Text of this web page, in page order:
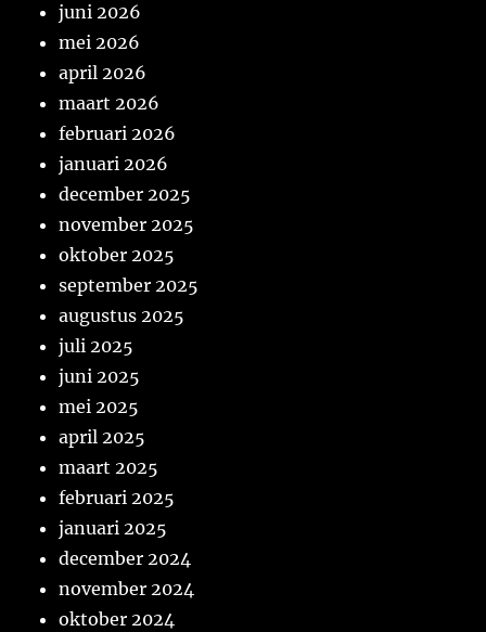
juni 2026
mei 2026
april 2026
maart 2026
februari 2026
januari 2026
december 2025
november 2025
oktober 2025
september 2025
augustus 2025
juli 2025
juni 2025
mei 2025
april 2025
maart 2025
februari 2025
januari 2025
december 2024
november 2024
oktober 2024